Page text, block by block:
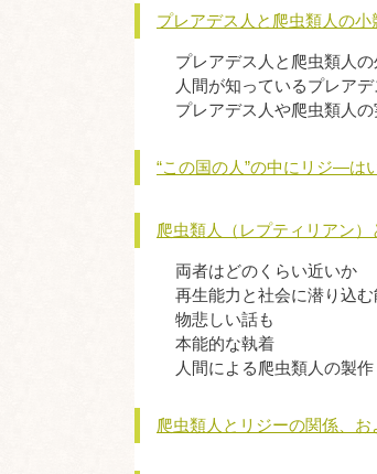
プレアデス人と爬虫類人の
プレアデス人と爬虫類人
人間が知っているプレア
プレアデス人や爬虫類人
“この国の人”の中にリジ―は
爬虫類人（レプティリアン
両者はどのくらい近いか
再生能力と社会に潜り込
物悲しい話も
本能的な執着
人間による爬虫類人の製作
爬虫類人とリジーの関係、